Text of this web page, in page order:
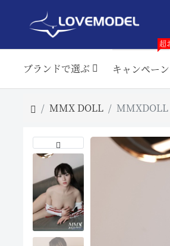
ブランドで選ぶ キャンペーン
超
MMX DOLL MMXDOLL